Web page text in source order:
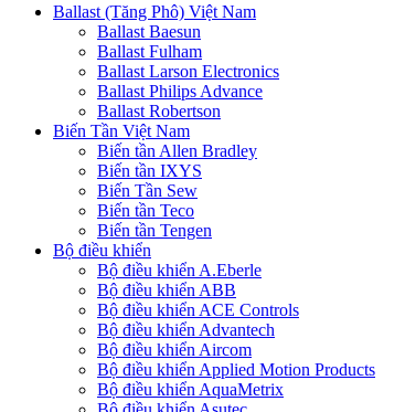
Ballast (Tăng Phô) Việt Nam
Ballast Baesun
Ballast Fulham
Ballast Larson Electronics
Ballast Philips Advance
Ballast Robertson
Biến Tần Việt Nam
Biến tần Allen Bradley
Biến tần IXYS
Biến Tần Sew
Biến tần Teco
Biến tần Tengen
Bộ điều khiển
Bộ điều khiển A.Eberle
Bộ điều khiển ABB
Bộ điều khiển ACE Controls
Bộ điều khiển Advantech
Bộ điều khiển Aircom
Bộ điều khiển Applied Motion Products
Bộ điều khiển AquaMetrix